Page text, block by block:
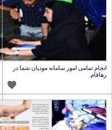
انجام تمامی امور سامانه مودیان شما در
رهافام